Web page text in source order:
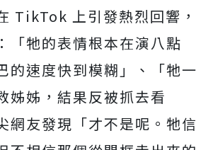
TikTok 上引發熱烈回響，
「牠的表情根本在演八點
的速度快到模糊」、「牠一
姊姊，結果反被抓去看
網友發現「才不是呢。牠信